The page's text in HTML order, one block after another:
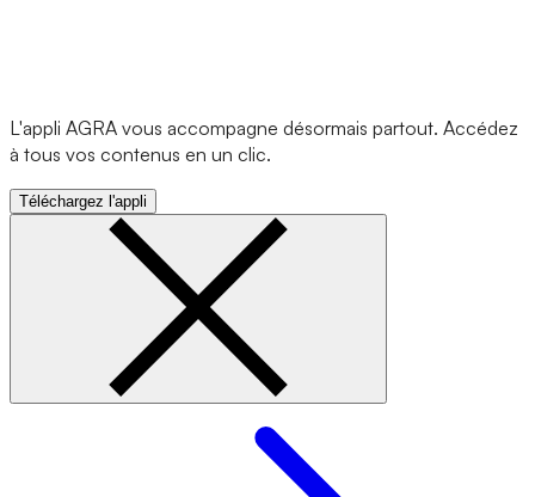
L'appli AGRA vous accompagne désormais partout. Accédez
à tous vos contenus en un clic.
Téléchargez l'appli